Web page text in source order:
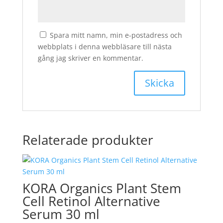
Spara mitt namn, min e-postadress och
webbplats i denna webbläsare till nästa
gång jag skriver en kommentar.
Relaterade produkter
KORA Organics Plant Stem
Cell Retinol Alternative
Serum 30 ml